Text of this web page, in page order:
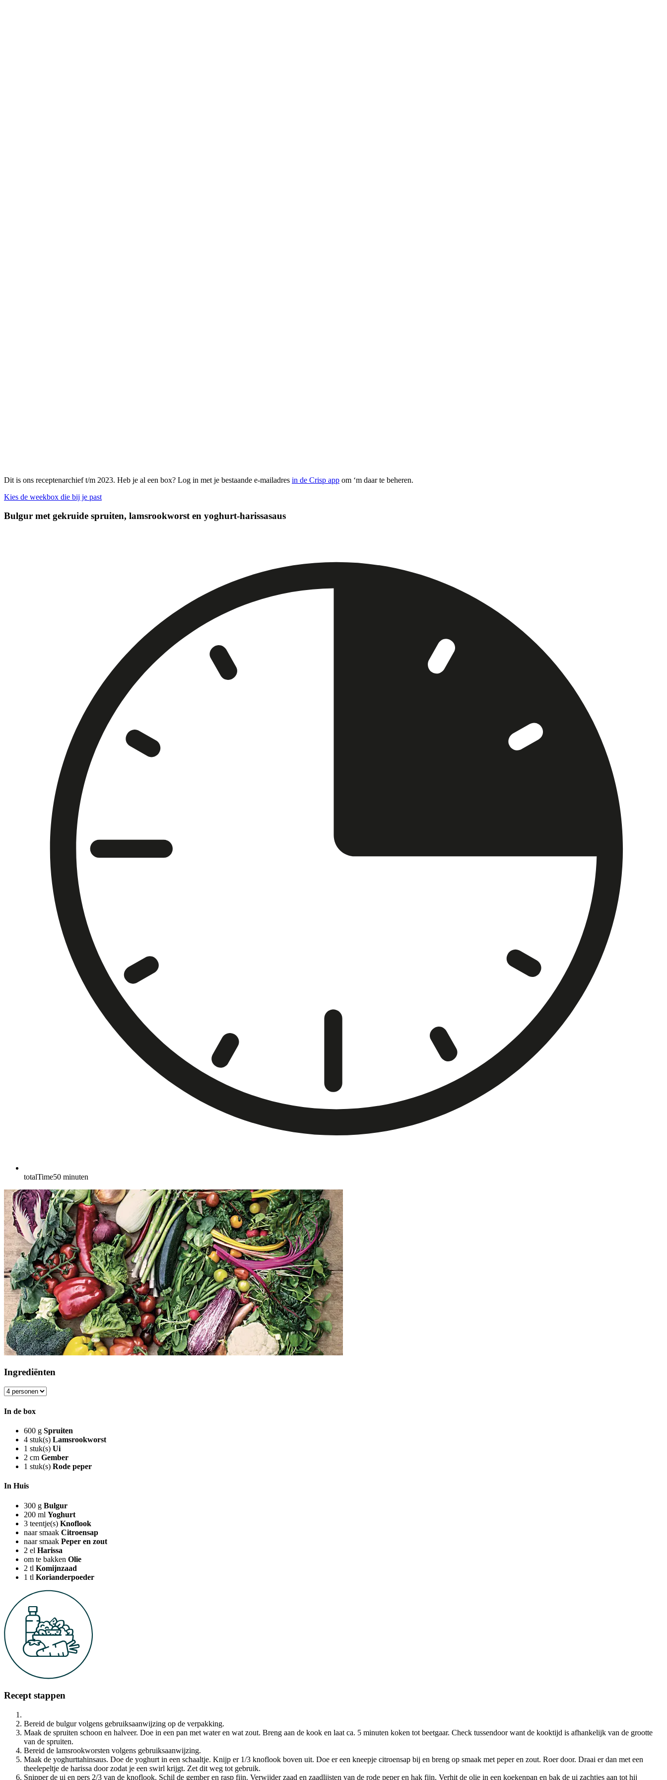
Dit is ons receptenarchief t/m 2023. Heb je al een box? Log in met je bestaande e-mailadres in de Crisp app om ‘m daar te beheren.
Kies de weekbox die bij je past
Bulgur met gekruide spruiten, lamsrookworst en yoghurt-harissasaus
totalTime50 minuten
Ingrediënten
In de box
600 g Spruiten
4 stuk(s) Lamsrookworst
1 stuk(s) Ui
2 cm Gember
1 stuk(s) Rode peper
In Huis
300 g Bulgur
200 ml Yoghurt
3 teentje(s) Knoflook
naar smaak Citroensap
naar smaak Peper en zout
2 el Harissa
om te bakken Olie
2 tl Komijnzaad
1 tl Korianderpoeder
Recept stappen
Bereid de bulgur volgens gebruiksaanwijzing op de verpakking.
Maak de spruiten schoon en halveer. Doe in een pan met water en wat zout. Breng aan de kook en laat ca. 5 minuten koken tot beetgaar. Check tussendoor want de kooktijd is afhankelijk van de grootte
van de spruiten.
Bereid de lamsrookworsten volgens gebruiksaanwijzing.
Maak de yoghurttahinsaus. Doe de yoghurt in een schaaltje. Knijp er 1/3 knoflook boven uit. Doe er een kneepje citroensap bij en breng op smaak met peper en zout. Roer door. Draai er dan met een
theelepeltje de harissa door zodat je een swirl krijgt. Zet dit weg tot gebruik.
Snipper de ui en pers 2/3 van de knoflook. Schil de gember en rasp fijn. Verwijder zaad en zaadlijsten van de rode peper en hak fijn. Verhit de olie in een koekenpan en bak de ui zachtjes aan tot hij